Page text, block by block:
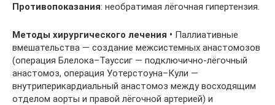
Противопоказания: необратимая лёгочная гипертензия.
Методы хирургического лечения • Паллиативные
вмешательства — создание межсистемных анастомозов
(операция Блелока–Тауссиг — подключично-лёгочный
анастомоз, операция Уотерстоуна–Кули —
внутриперикардиальный анастомоз между восходящим
отделом аорты и правой лёгочной артерией) и